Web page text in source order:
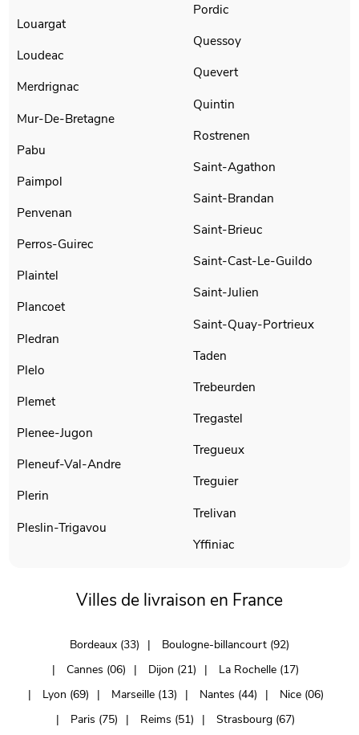
Louargat
Loudeac
Merdrignac
Mur-De-Bretagne
Pabu
Paimpol
Penvenan
Perros-Guirec
Plaintel
Plancoet
Pledran
Plelo
Plemet
Plenee-Jugon
Pleneuf-Val-Andre
Plerin
Pleslin-Trigavou
Pordic
Quessoy
Quevert
Quintin
Rostrenen
Saint-Agathon
Saint-Brandan
Saint-Brieuc
Saint-Cast-Le-Guildo
Saint-Julien
Saint-Quay-Portrieux
Taden
Trebeurden
Tregastel
Tregueux
Treguier
Trelivan
Yffiniac
Villes de livraison en France
Bordeaux (33)
Boulogne-billancourt (92)
Cannes (06)
Dijon (21)
La Rochelle (17)
Lyon (69)
Marseille (13) Nantes (44)
Nice (06)
Paris (75)
Reims (51)
Strasbourg (67)